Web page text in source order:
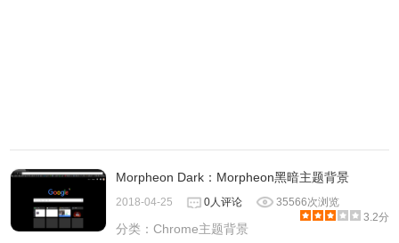
Morpheon Dark：Morpheon黑暗主题背景
2018-04-25 0人评论
35566次浏览
3.2分
分类：Chrome主题背景